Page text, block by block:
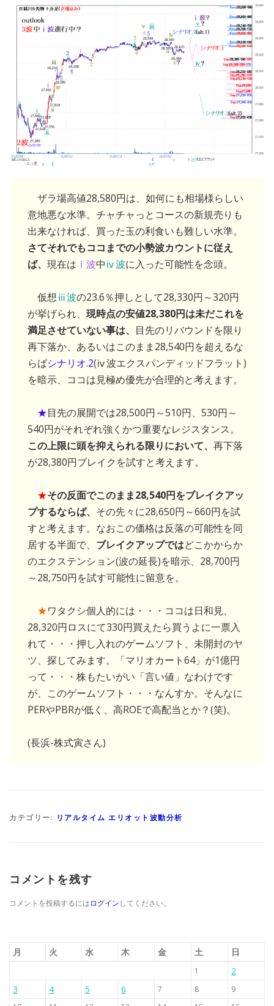
ザラ場高値28,580円は、如何にも相場様らしい
意地悪な水準。チャチャっとコースの新規売りも
出来なければ、買った玉の利食いも難しい水準。
さてそれでもココまでの小勢波カウントに従え
ば、 現在は ⅰ波中ⅳ波に入った可能性を念頭。
仮想ⅲ波の23.6％押しとして28,330円～320円
が挙げられ、 現時点の安値28,380円は未だこれを
満足させていない事は、 目先のリバウンドを限り
再下落か、あるいはこのまま28,540円を超えるな
らばシナリオ.2(ⅳ波エクスパンディッドフラット)
を暗示、ココは見極め優先が合理的と考えます。
★目先の展開では28,500円～510円、530円～
540円がそれぞれ強くかつ重要なレジスタンス。
この上限に頭を抑えられる限りにおいて、 再下落
が28,380円ブレイクを試すと考えます。
★その反面でこのまま28,540円をブレイクアッ
プするならば、 その先々に28,650円～660円を試
すと考えます。なおこの価格は反落の可能性を同
居する半面で、 ブレイクアップではどこかからか
のエクステンション(波の延長)を暗示、28,700円
～28,750円を試す可能性に留意を。
★ワタクシ個人的には・・・ココは日和見、
28,320円ロスにて330円買えたら買うよに一票入
れて・・・押し入れのゲームソフト、未開封のヤ
ツ、探してみます。「マリオカート64」が1億円
って・・・株もたいがい「言い値」なわけです
が、このゲームソフト・・・なんすか。そんなに
PERやPBRが低く、高ROEで高配当とか？(笑)。
(長浜-株式寅さん)
カテゴリー: リアルタイム エリオット波動分析
コメントを残す
コメントを投稿するにはログインしてください。
月 火 水 木 金 土 日
1
2
3
4 5 6 7 8
9